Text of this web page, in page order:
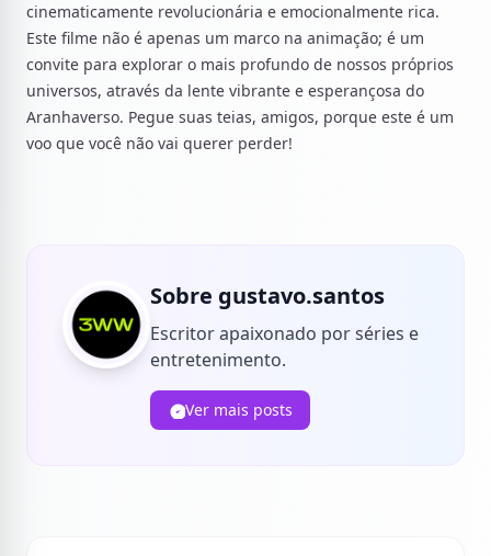
cinematicamente revolucionária e emocionalmente rica.
Este filme não é apenas um marco na animação; é um
convite para explorar o mais profundo de nossos próprios
universos, através da lente vibrante e esperançosa do
Aranhaverso. Pegue suas teias, amigos, porque este é um
voo que você não vai querer perder!
Sobre gustavo.santos
Escritor apaixonado por séries e
entretenimento.
Ver mais posts